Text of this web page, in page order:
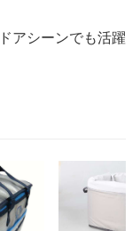
アシーンでも活躍